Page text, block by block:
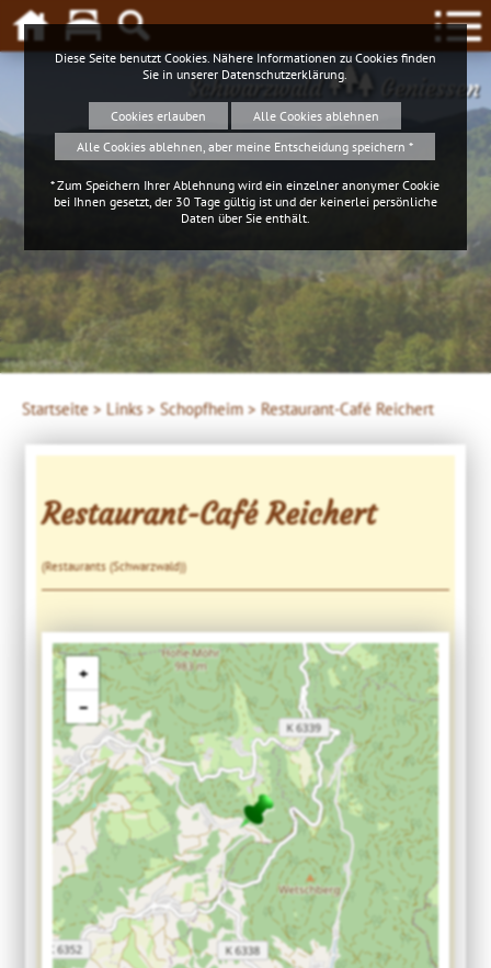
Schwarzwald Geniessen
4ws-netdesign
Startseite > Links > Schopfheim > Restaurant-Café Reichert
Restaurant-Café Reichert
(Restaurants (Schwarzwald))
+
−
Diese Seite benutzt Cookies. Nähere Informationen zu Cookies finden
Sie in unserer Datenschutzerklärung
Cookies erlauben
Alle Cookies ablehnen
Alle Cookies ablehnen, aber meine Entscheidung speichern *
* Zum Speichern Ihrer Ablehnung wird ein einzelner anonymer Cookie
bei Ihnen gesetzt, der 30 Tage gültig ist und der keinerlei persönliche
Daten über Sie enthält.